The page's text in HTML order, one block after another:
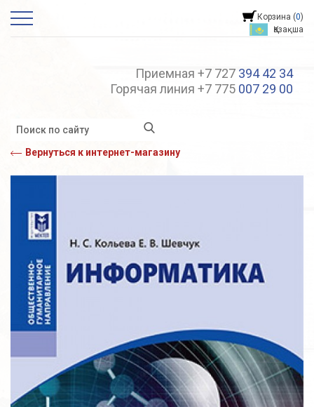
Корзина (0)
Қазақша
Приемная +7 727 394 42 34
Горячая линия +7 775 007 29 00
Вернуться к интернет-магазину